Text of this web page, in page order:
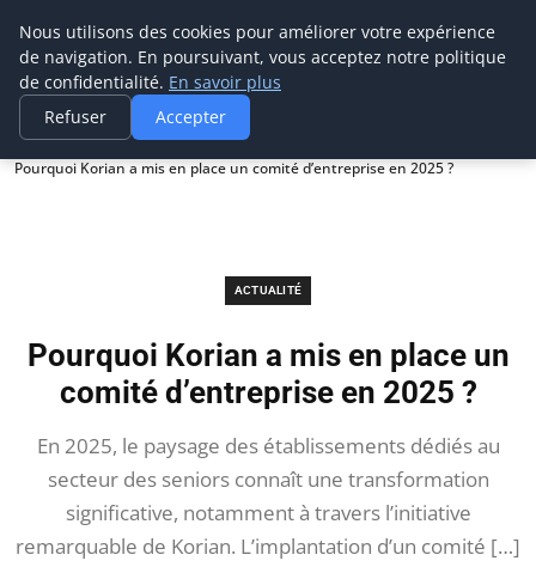
Prospection Pro
Accueil
Actualité
Pourquoi Korian a mis en place un comité d’entreprise en 2025 ?
ACTUALITÉ
Pourquoi Korian a mis en place un
comité d’entreprise en 2025 ?
En 2025, le paysage des établissements dédiés au
secteur des seniors connaît une transformation
significative, notamment à travers l’initiative
remarquable de Korian. L’implantation d’un comité […]
Nous utilisons des cookies pour améliorer votre expérience
de navigation. En poursuivant, vous acceptez notre politique
de confidentialité. En savoir plus
Refuser
Accepter